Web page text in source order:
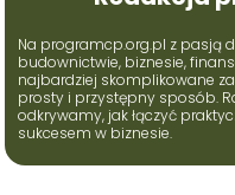
Na programcp.org.pl z pasją
budownictwie, biznesie,
najbardziej skomplikowane
prosty i przystępny sposób.
odkrywamy, jak łączyć
sukcesem w biznesie.